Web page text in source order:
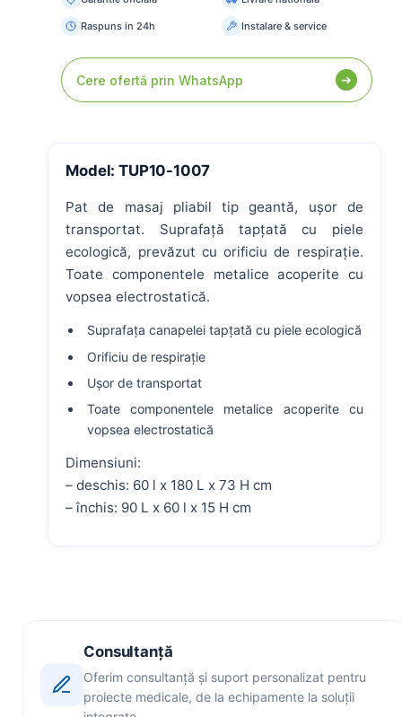
PRODUSE RECOMANDATE
Raspuns in 24h Instalare & service
Cere ofertă prin WhatsApp ➔
Model: TUP10-1007
Pat de masaj pliabil tip geantă, ușor de
transportat. Suprafață tapțată cu piele
ecologică, prevăzut cu orificiu de respirație.
Toate componentele metalice acoperite cu
vopsea electrostatică.
Suprafața canapelei tapțată cu piele ecologică
Orificiu de respirație
Ușor de transportat
Toate componentele metalice acoperite cu
vopsea electrostatică
Dimensiuni:
– deschis: 60 l x 180 L x 73 H cm
– închis: 90 L x 60 l x 15 H cm
Consultanță
Oferim consultanță și suport personalizat pentru
proiecte medicale, de la echipamente la soluții